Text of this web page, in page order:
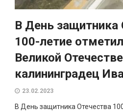
В День защитника
100-летие
Великой
калининградец
23.02.2023
В День защитника Отечества